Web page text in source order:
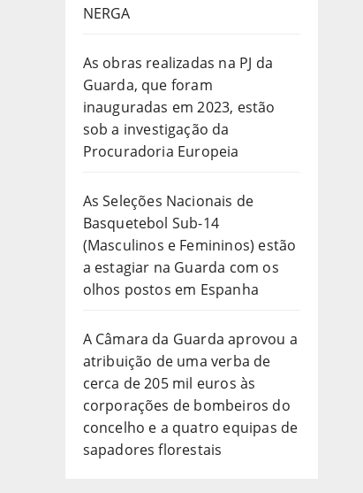
NERGA
As obras realizadas na PJ da
Guarda, que foram
inauguradas em 2023, estão
sob a investigação da
Procuradoria Europeia
As Seleções Nacionais de
Basquetebol Sub-14
(Masculinos e Femininos) estão
a estagiar na Guarda com os
olhos postos em Espanha
A Câmara da Guarda aprovou a
atribuição de uma verba de
cerca de 205 mil euros às
corporações de bombeiros do
concelho e a quatro equipas de
sapadores florestais